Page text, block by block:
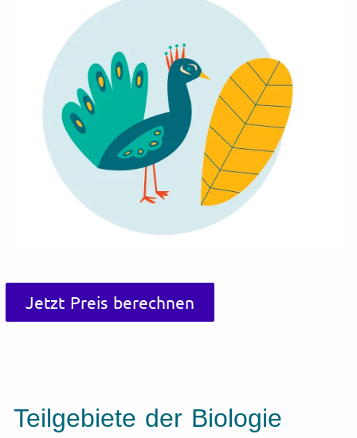
Jetzt Preis berechnen
Teilgebiete der Biologie